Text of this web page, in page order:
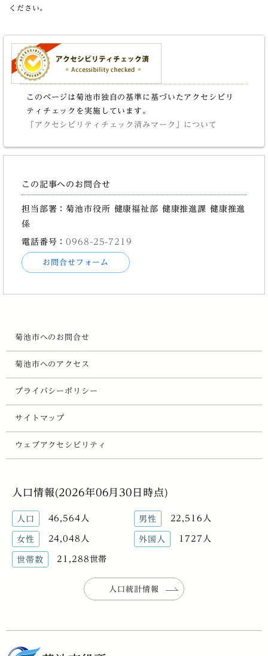
ください。
このページは菊池市独自の基準に基づいたアクセシビリ
ティチェックを実施しています。
「アクセシビリティチェック済みマーク」について
この記事へのお問合せ
担当部署：菊池市役所 健康福祉部 健康推進課 健康推進
係
電話番号：0968-25-7219
お問合せフォーム
菊池市へのお問合せ
菊池市へのアクセス
プライバシーポリシー
サイトマップ
ウェブアクセシビリティ
人口情報(2026年06月30日時点)
人口 46,564人 男性 22,516人
女性 24,048人 外国人 1727人
世帯数 21,288世帯
人口統計情報